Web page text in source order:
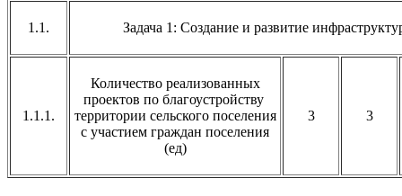
1.1. Задача 1: Создание и развитие
1.1.1.
Количество реализованных
проектов по благоустройству
территории сельского поселения
с участием граждан поселения
(ед)
3 3